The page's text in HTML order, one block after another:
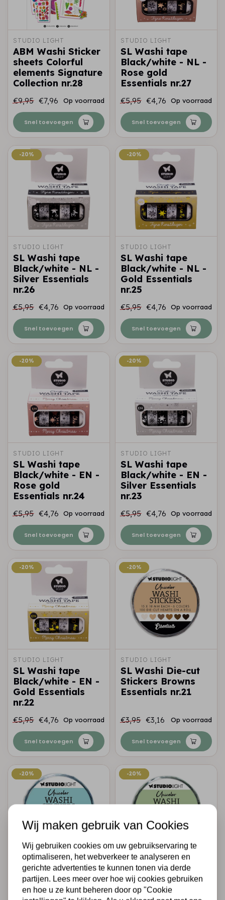
STUDIO LIGHT
ABM Washi Sticker
sheets Colorful
elements Signature
Collection nr.28
€9,95 €7,96 Op voorraad
Snel toevoegen
STUDIO LIGHT
SL Washi tape
Black/white - NL -
Rose gold
Essentials nr.27
€5,95 €4,76 Op voorraad
Snel toevoegen
-20%
-20%
STUDIO LIGHT
SL Washi tape
Black/white - NL -
Silver Essentials
nr.26
€5,95 €4,76 Op voorraad
Snel toevoegen
-20%
-20%
STUDIO LIGHT
SL Washi tape
Black/white - NL -
Gold Essentials
nr.25
€5,95 €4,76 Op voorraad
Snel toevoegen
-20%
-20%
STUDIO LIGHT
SL Washi tape
Black/white - EN -
Rose gold
Essentials nr.24
€5,95 €4,76 Op voorraad
Snel toevoegen
-20%
-20%
STUDIO LIGHT
SL Washi tape
Black/white - EN -
Silver Essentials
nr.23
€5,95 €4,76 Op voorraad
Snel toevoegen
-20%
-20%
STUDIO LIGHT
SL Washi tape
Black/white - EN -
Gold Essentials
nr.22
€5,95 €4,76 Op voorraad
Snel toevoegen
-20%
-20%
STUDIO LIGHT
SL Washi Die-cut
Stickers Browns
Essentials nr.21
€3,95 €3,16 Op voorraad
Snel toevoegen
-20%
-20%
STUDIO LIGHT
SL Washi Die-cut
Stickers Blues
-20%
-20%
STUDIO LIGHT
SL Washi Die-cut
Stickers Greens
Wij maken gebruik van Cookies
Wij gebruiken cookies om uw gebruikservaring te
optimaliseren, het webverkeer te analyseren en
gerichte advertenties te kunnen tonen via derde
partijen. Lees meer over hoe wij cookies gebruiken
en hoe u ze kunt beheren door op "Cookie